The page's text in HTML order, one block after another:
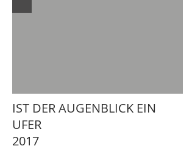
IST DER AUGENBLICK EIN
UFER
2017